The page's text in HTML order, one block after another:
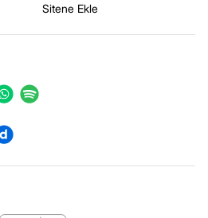
Sitene Ekle